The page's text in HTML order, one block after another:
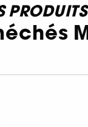
PRODUITS